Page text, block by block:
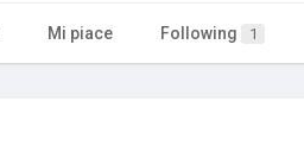
Mi piace Following 1